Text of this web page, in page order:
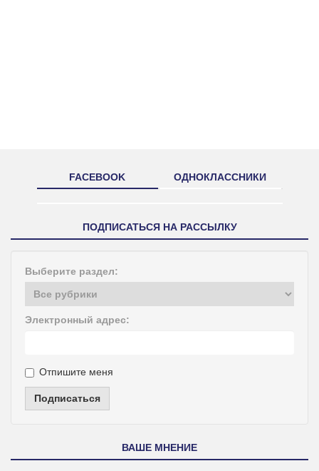
FACEBOOK ОДНОКЛАССНИКИ
ПОДПИСАТЬСЯ НА РАССЫЛКУ
Выберите раздел:
Электронный адрес:
Отпишите меня
Подписаться
ВАШЕ МНЕНИЕ